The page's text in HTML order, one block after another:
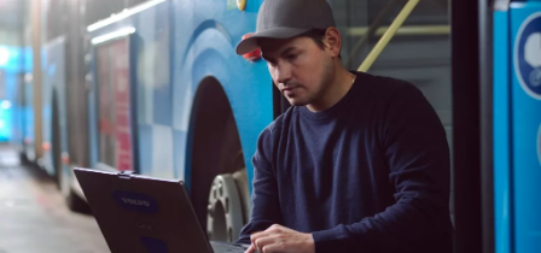
Contacto
Concesionarios
News & Stories